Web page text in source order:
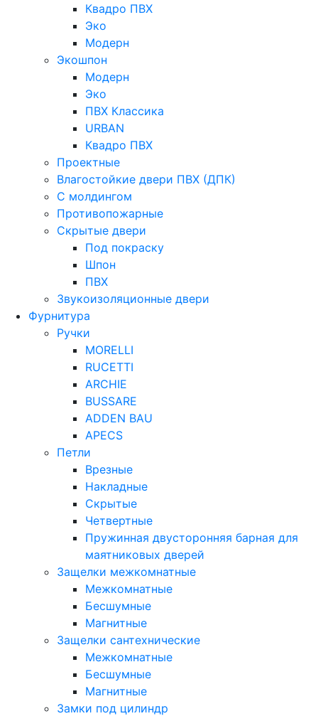
Квадро ПВХ
Эко
Модерн
Экошпон
Модерн
Эко
ПВХ Классика
URBAN
Квадро ПВХ
Проектные
Влагостойкие двери ПВХ (ДПК)
С молдингом
Противопожарные
Скрытые двери
Под покраску
Шпон
ПВХ
Звукоизоляционные двери
Фурнитура
Ручки
MORELLI
RUCETTI
ARCHIE
BUSSARE
ADDEN BAU
APECS
Петли
Врезные
Накладные
Скрытые
Четвертные
Пружинная двусторонняя барная для
маятниковых дверей
Защелки межкомнатные
Межкомнатные
Бесшумные
Магнитные
Защелки сантехнические
Межкомнатные
Бесшумные
Магнитные
Замки под цилиндр